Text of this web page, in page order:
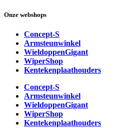
Onze webshops
Concept-S
Armsteunwinkel
WieldoppenGigant
WiperShop
Kentekenplaathouders
Concept-S
Armsteunwinkel
WieldoppenGigant
WiperShop
Kentekenplaathouders